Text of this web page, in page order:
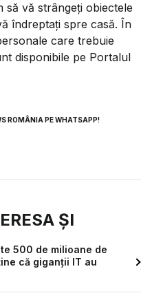
să vă strângeți obiectele
îndreptați spre casă. În
care trebuie
disponibile pe Portalul
ROMÂNIA PE WHATSAPP!
ȘI
500 de milioane de
că giganții IT au